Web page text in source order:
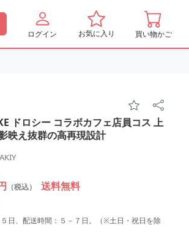
ログイン お気に入り 買い物かご
ドロシー コラボカフェ店員コス 上
映え抜群の高再現設計
（税込） 送料無料
日、配送時間：５－７日。（※土日・祝日を除